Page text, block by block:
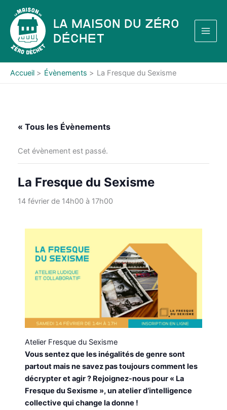
contenu
La Maison du Zéro
Déchet
Accueil Évènements La Fresque du Sexisme
« Tous les Évènements
Cet évènement est passé.
La Fresque du Sexisme
14 février de 14h00à 17h00
Atelier Fresque du Sexisme
Vous sentez que les inégalités de genre sont
partout mais ne savez pas toujours comment les
décrypter et agir ? Rejoignez-nous pour « La
Fresque du Sexisme »,unatelier d’intelligence
collective qui change la donne !